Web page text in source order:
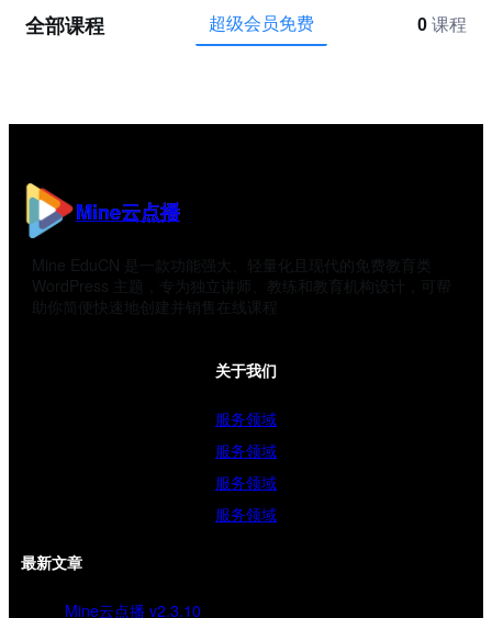
全部课程 超级会员免费 0 课程
Mine云点播
Mine EduCN 是一款功能强大、轻量化且现代的免费教育类
WordPress 主题，专为独立讲师、教练和教育机构设计，可帮
助你简便快速地创建并销售在线课程
关于我们
服务领域
服务领域
服务领域
服务领域
最新文章
Mine云点播 v2.3.10